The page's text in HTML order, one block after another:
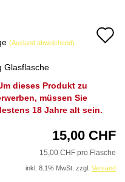
(Ausland abweichend)
Glasflasche
dieses Produkt zu
müssen Sie
18 Jahre alt sein.
15,00 CHF
15,00 CHF pro Flasche
inkl. 8.1% MwSt. zzgl. Versand